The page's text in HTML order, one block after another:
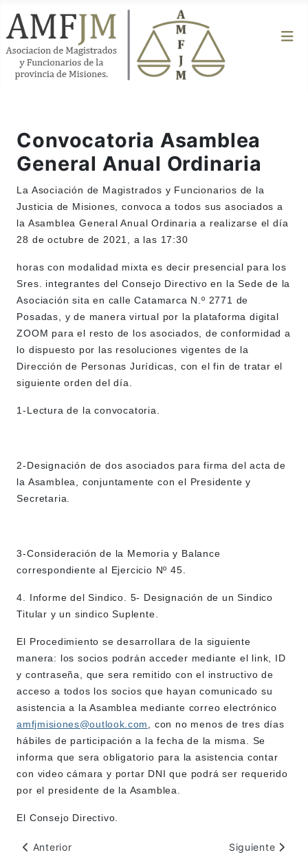
Convocatoria Asamblea
General Anual Ordinaria
La Asociación de Magistrados y Funcionarios de la
Justicia de Misiones, convoca a todos sus asociados a
la Asamblea General Anual Ordinaria a realizarse el día
28 de octubre de 2021, a las 17:30
horas con modalidad mixta es decir presencial para los
Sres. integrantes del Consejo Directivo en la Sede de la
Asociación sita en calle Catamarca N.º 2771 de
Posadas, y de manera virtual por la plataforma digital
ZOOM para el resto de los asociados, de conformidad a
lo dispuesto por las resoluciones vigentes de la
Dirección de Personas Jurídicas, con el fin de tratar el
siguiente orden del día.
1-Lectura de la convocatoria.
2-Designación de dos asociados para firma del acta de
la Asamblea, conjuntamente con el Presidente y
Secretaria.
3-Consideración de la Memoria y Balance
correspondiente al Ejercicio Nº 45.
4. Informe del Sindico. 5- Designación de un Sindico
Titular y un sindico Suplente.
El Procedimiento se desarrollara de la siguiente
manera: los socios podrán acceder mediante el link, ID
y contraseña, que sera remitido con el instructivo de
acceso a todos los socios que hayan comunicado su
asistencia a la Asamblea mediante correo electrónico
amfjmisiones@outlook.com, con no menos de tres días
hábiles de participación a la fecha de la misma. Se
informa que sera obligatorio para la asistencia contar
con video cámara y portar DNI que podrá ser requerido
por el presidente de la Asamblea.
El Consejo Directivo.
Artículo anterior: Jornadas de Actualización - Derecho
Anterior Artículo
Siguiente